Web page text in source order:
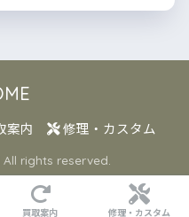
案内 修理・カスタム
rights reserved.
買取案内 修理・カスタム